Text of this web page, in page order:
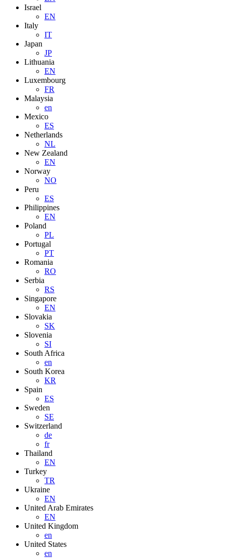
Israel
EN
Italy
IT
Japan
JP
Lithuania
EN
Luxembourg
FR
Malaysia
en
Mexico
ES
Netherlands
NL
New Zealand
EN
Norway
NO
Peru
ES
Philippines
EN
Poland
PL
Portugal
PT
Romania
RO
Serbia
RS
Singapore
EN
Slovakia
SK
Slovenia
SI
South Africa
en
South Korea
KR
Spain
ES
Sweden
SE
Switzerland
de
fr
Thailand
EN
Turkey
TR
Ukraine
EN
United Arab Emirates
EN
United Kingdom
en
United States
en